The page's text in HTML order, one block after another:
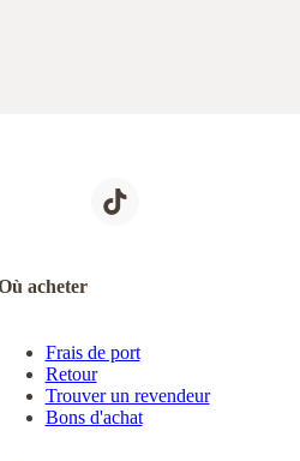
acheter
Frais de port
Retour
Trouver un revendeur
Bons d'achat